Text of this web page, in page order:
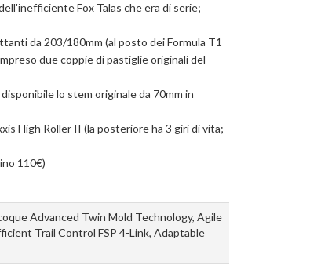
Fox Talas che era di serie;
da 203/180mm (al posto dei Formula T1
due coppie di pastiglie originali del
lo stem originale da 70mm in
High Roller II (la posteriore ha 3 giri di vita;
110€)
Advanced Twin Mold Technology, Agile
Trail Control FSP 4-Link, Adaptable